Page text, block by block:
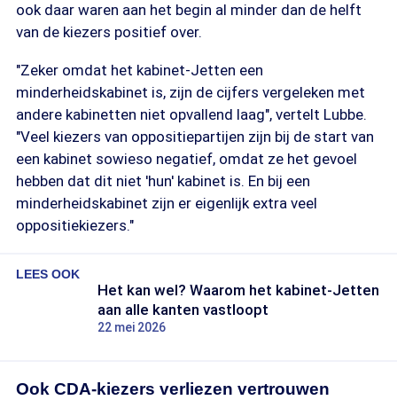
ook daar waren aan het begin al minder dan de helft
van de kiezers positief over.
"Zeker omdat het kabinet-Jetten een
minderheidskabinet is, zijn de cijfers vergeleken met
andere kabinetten niet opvallend laag", vertelt Lubbe.
"Veel kiezers van oppositiepartijen zijn bij de start van
een kabinet sowieso negatief, omdat ze het gevoel
hebben dat dit niet 'hun' kabinet is. En bij een
minderheidskabinet zijn er eigenlijk extra veel
oppositiekiezers."
LEES OOK
Het kan wel? Waarom het kabinet-Jetten
aan alle kanten vastloopt
22 mei 2026
Ook CDA-kiezers verliezen vertrouwen